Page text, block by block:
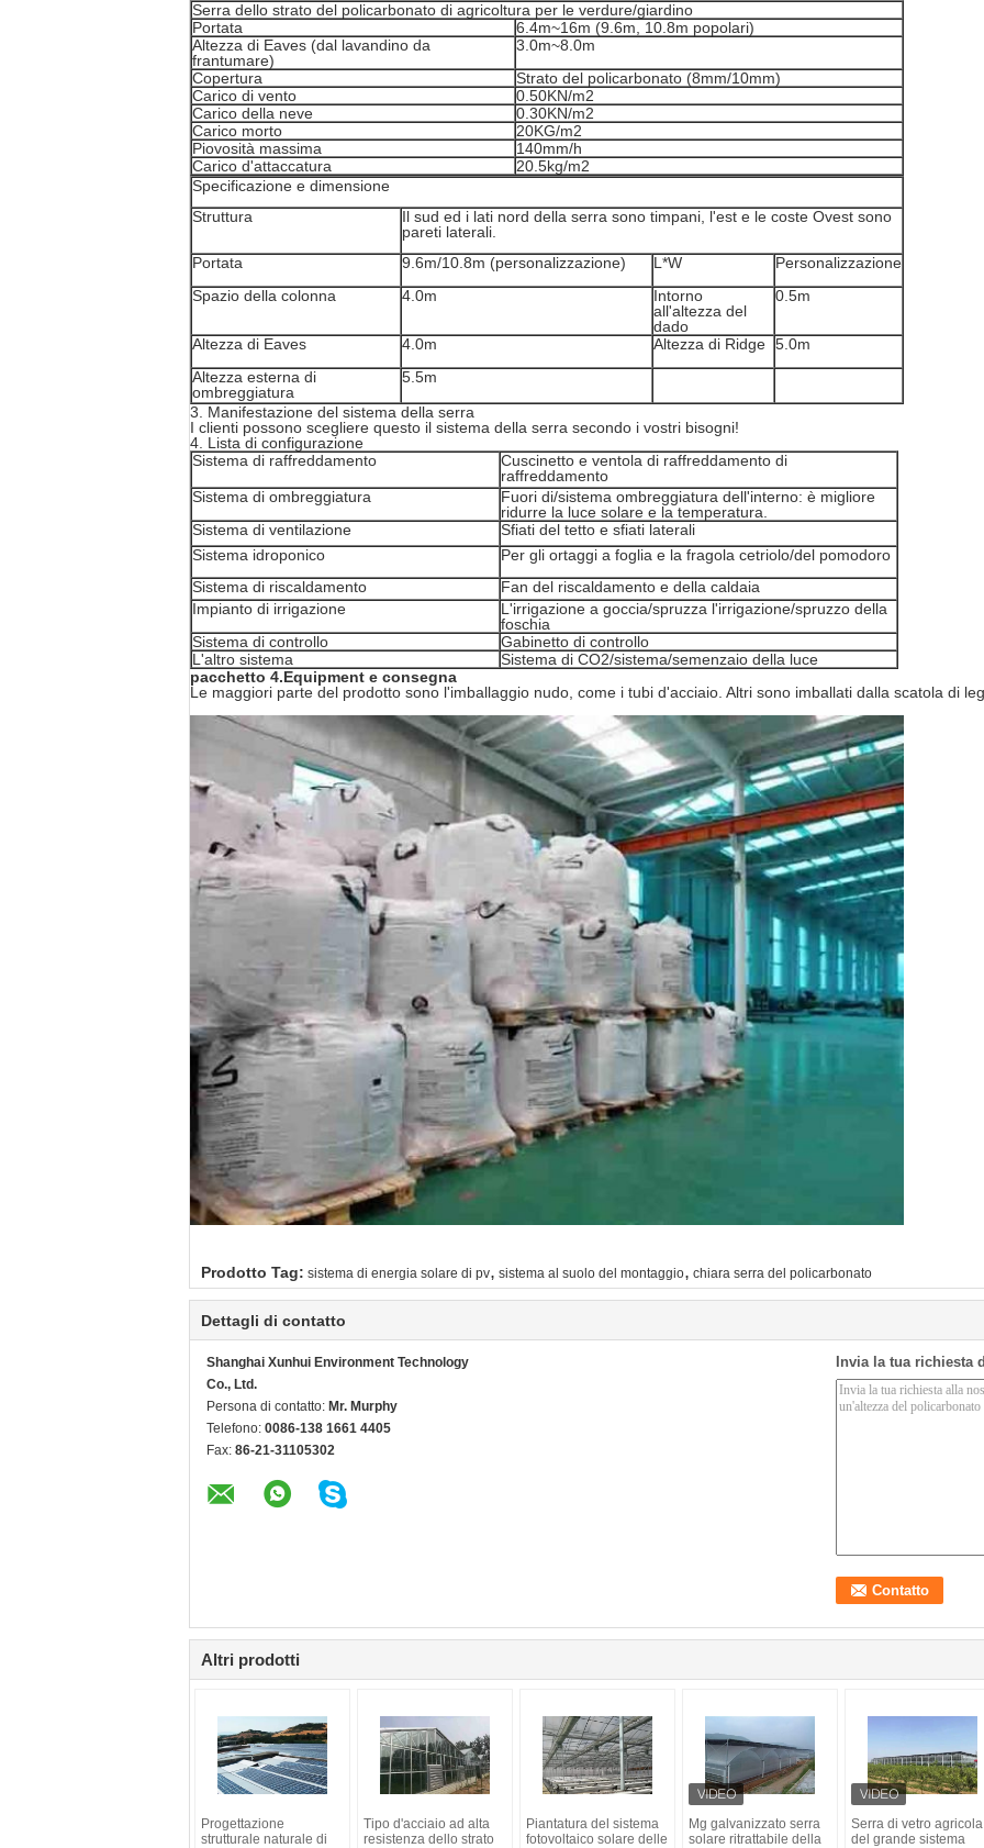
Serra dello strato del policarbonato di agricoltura per le verdure/giardino
Portata
6.4m~16m (9.6m, 10.8m popolari)
Altezza di Eaves (dal lavandino da
frantumare)
3.0m~8.0m
Copertura
Strato del policarbonato (8mm/10mm)
Carico di vento
0.50KN/m2
Carico della neve
0.30KN/m2
Carico morto
20KG/m2
Piovosità massima
140mm/h
Carico d'attaccatura
20.5kg/m2
Specificazione e dimensione
Struttura
Il sud ed i lati nord della serra sono timpani, l'est e le coste Ovest sono
pareti laterali.
Portata
9.6m/10.8m (personalizzazione) L*W
Personalizzazione
Spazio della colonna
4.0m
Intorno
all'altezza del
dado
0.5m
Altezza di Eaves 4.0m Altezza di Ridge 5.0m
Altezza esterna di
ombreggiatura
5.5m
3. Manifestazione del sistema della serra
I clienti possono scegliere questo il sistema della serra secondo i vostri bisogni!
4. Lista di configurazione
Sistema di raffreddamento
Cuscinetto e ventola di raffreddamento di
raffreddamento
Sistema di ombreggiatura
Fuori di/sistema ombreggiatura dell'interno: è migliore
ridurre la luce solare e la temperatura.
Sistema di ventilazione
Sfiati del tetto e sfiati laterali
Sistema idroponico
Per gli ortaggi a foglia e la fragola cetriolo/del pomodoro
Sistema di riscaldamento
Fan del riscaldamento e della caldaia
Impianto di irrigazione
L'irrigazione a goccia/spruzza l'irrigazione/spruzzo della
foschia
Sistema di controllo
Gabinetto di controllo
L'altro sistema
Sistema di CO2/sistema/semenzaio della luce
pacchetto 4.Equipment e consegna
Le maggiori parte del prodotto sono l'imballaggio nudo, come i tubi d'acciaio. Altri sono imballati dalla scatola di
Prodotto Tag: sistema di energia solare di pv, sistema al suolo del montaggio, chiara serra del policarbonato
Dettagli di contatto
Shanghai Xunhui Environment Technology
Co., Ltd.
Persona di contatto: Mr. Murphy
Telefono: 0086-138 1661 4405
Fax: 86-21-31105302
Invia la tua richiesta
Altri prodotti
Progettazione
strutturale naturale di
Tipo d'acciaio ad alta
resistenza dello strato
Piantatura del sistema
fotovoltaico solare delle
Mg galvanizzato serra
solare ritrattabile della
Serra di vetro agricola
del grande sistema